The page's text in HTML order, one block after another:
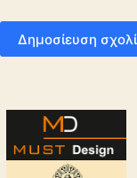
Δημοσίευση